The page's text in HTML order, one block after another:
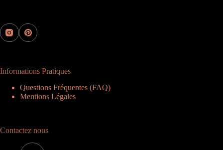
Informations Pratiques
Questions Fréquentes (FAQ)
Mentions Légales
Contactez nous